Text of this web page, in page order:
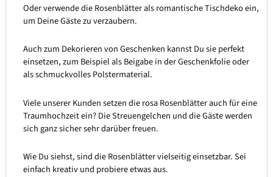
Oder verwende die Rosenblätter als romantische Tischdeko ein,
um Deine Gäste zu verzaubern.
Auch zum Dekorieren von Geschenken kannst Du sie perfekt
einsetzen, zum Beispiel als Beigabe in der Geschenkfolie oder
als schmuckvolles Polstermaterial.
Viele unserer Kunden setzen die rosa Rosenblätter auch für eine
Traumhochzeit ein? Die Streuengelchen und die Gäste werden
sich ganz sicher sehr darüber freuen.
Wie Du siehst, sind die Rosenblätter vielseitig einsetzbar. Sei
einfach kreativ und probiere etwas aus.